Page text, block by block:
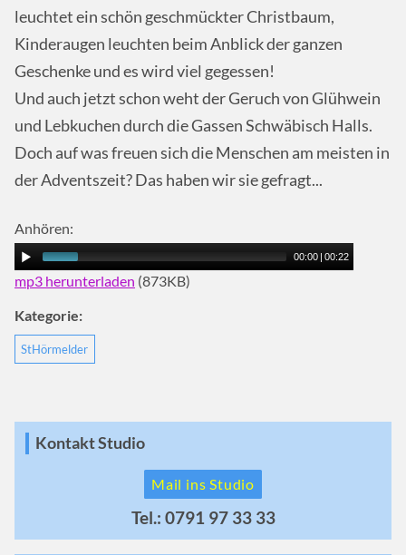
leuchtet ein schön geschmückter Christbaum,
Kinderaugen leuchten beim Anblick der ganzen
Geschenke und es wird viel gegessen!
Und auch jetzt schon weht der Geruch von Glühwein
und Lebkuchen durch die Gassen Schwäbisch Halls.
Doch auf was freuen sich die Menschen am meisten in
der Adventszeit? Das haben wir sie gefragt...
Anhören:
00:00 | 00:22
mp3 herunterladen (873KB)
Kategorie:
StHörmelder
Kontakt Studio
Mail ins Studio
Tel.: 0791 97 33 33